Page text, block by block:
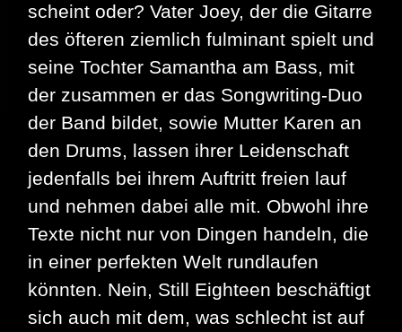
scheint oder? Vater Joey, der die Gitarre
des öfteren ziemlich fulminant spielt und
seine Tochter Samantha am Bass, mit
der zusammen er das Songwriting-Duo
der Band bildet, sowie Mutter Karen an
den Drums, lassen ihrer Leidenschaft
jedenfalls bei ihrem Auftritt freien lauf
und nehmen dabei alle mit. Obwohl ihre
Texte nicht nur von Dingen handeln, die
in einer perfekten Welt rundlaufen
könnten. Nein, Still Eighteen beschäftigt
sich auch mit dem, was schlecht ist auf